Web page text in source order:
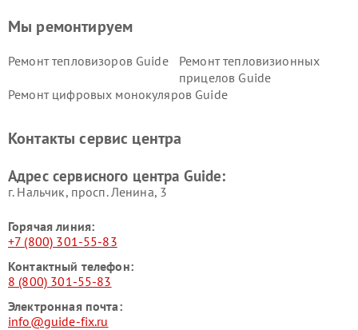
Мы ремонтируем
Ремонт тепловизоров Guide
Ремонт тепловизионных
прицелов Guide
Ремонт цифровых монокуляров Guide
Контакты сервис центра
Адрес сервисного центра Guide:
г. Нальчик, просп. Ленина, 3
Горячая линия:
+7 (800) 301-55-83
Контактный телефон:
8 (800) 301-55-83
Электронная почта:
info@guide-fix.ru